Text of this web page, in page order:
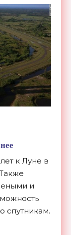
к Луне в
и
спутникам.